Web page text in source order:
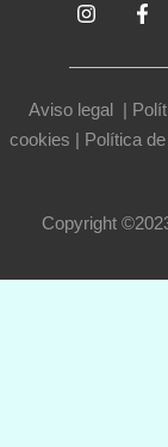
Aviso legal |
cookies | Política
Copyright